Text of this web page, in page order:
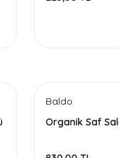
Baldo
Organik Saf